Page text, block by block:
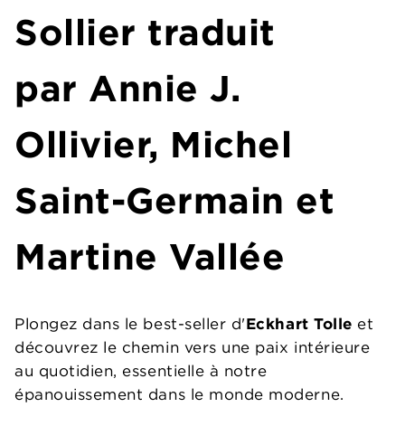
Sollier traduit
par Annie J.
Ollivier, Michel
Saint-Germain et
Martine Vallée
Plongez dans le best-seller d'Eckhart Tolle et
découvrez le chemin vers une paix intérieure
au quotidien, essentielle à notre
épanouissement dans le monde moderne.